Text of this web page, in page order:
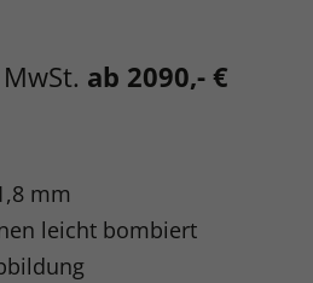
ab 2090,- €
mm
leicht bombiert